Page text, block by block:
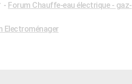
- Forum Chauffe-eau électrique - gaz-
Electroménager